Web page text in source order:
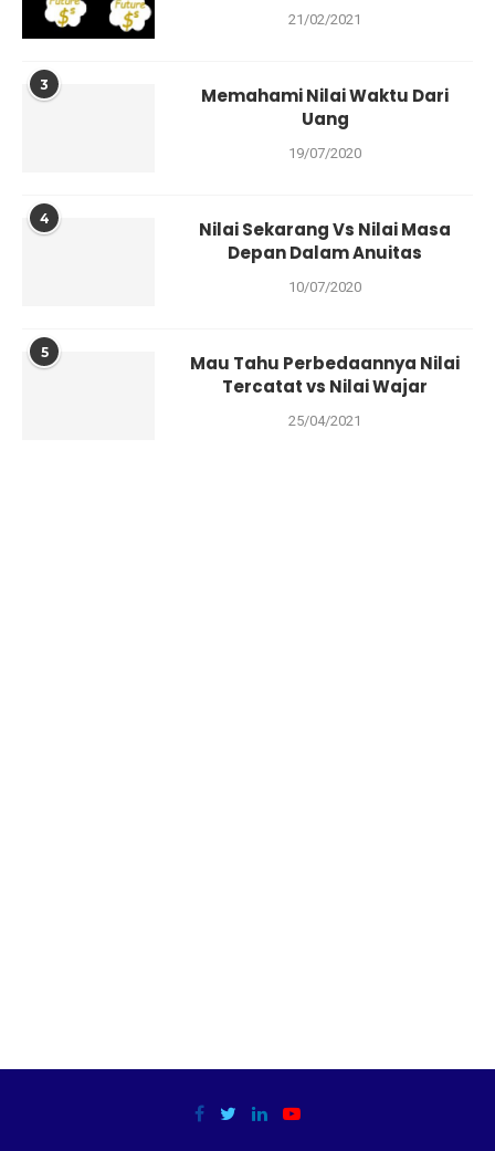
21/02/2021
3
Memahami Nilai Waktu Dari
Uang
19/07/2020
4
Nilai Sekarang Vs Nilai Masa
Depan Dalam Anuitas
10/07/2020
5
Mau Tahu Perbedaannya Nilai
Tercatat vs Nilai Wajar
25/04/2021